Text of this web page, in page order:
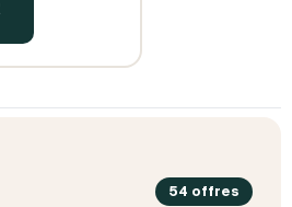
54 offres